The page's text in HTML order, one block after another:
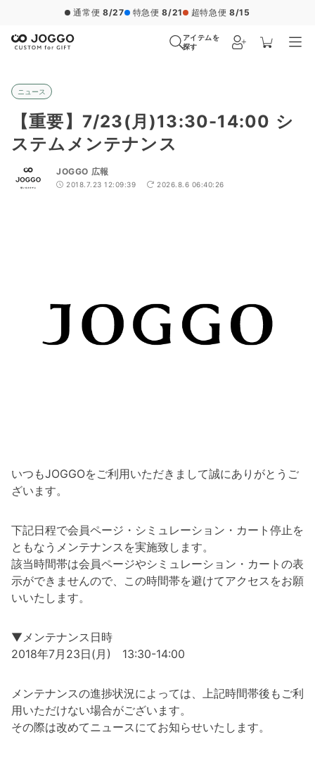
通常便 8/27 特急便 8/21 超特急便 8/15
アイテムを
探す
ニュース
【重要】7/23(月)13:30-14:00 シ
ステムメンテナンス
JOGGO 広報
2018.7.23 12:09:39 2026.8.6 06:40:26
いつもJOGGOをご利用いただきまして誠にありがとうご
ざいます。
下記日程で会員ページ・シミュレーション・カート停止を
ともなうメンテナンスを実施致します。
該当時間帯は会員ページやシミュレーション・カートの表
示ができませんので、この時間帯を避けてアクセスをお願
いいたします。
▼メンテナンス日時
2018年7月23日(月) 13:30-14:00
メンテナンスの進捗状況によっては、上記時間帯後もご利
用いただけない場合がございます。
その際は改めてニュースにてお知らせいたします。